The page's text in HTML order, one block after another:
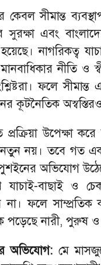
সীমান্ত
সুরক্ষা এবং
নাগরিকত্ব
নীতি ও
ফলে
কূটনৈতিক
প্রক্রিয়া উপেক্ষা
নতুন নয়। তবে গত
অভিযোগ
যাচাই-বাছাই ও
ফলে সাম্প্রতিক
পড়েছে নারী, পুরুষ
অভিযোগ: মে